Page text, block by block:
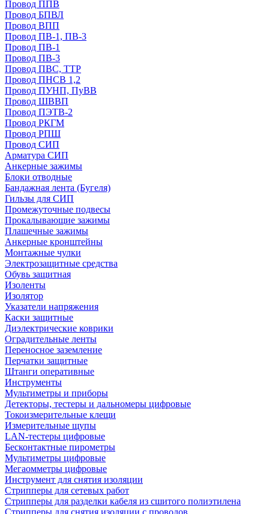
Провод ППВ
Провод БПВЛ
Провод ВПП
Провод ПВ-1, ПВ-3
Провод ПВ-1
Провод ПВ-3
Провод ПВС, ТТР
Провод ПНСВ 1,2
Провод ПУНП, ПуВВ
Провод ШВВП
Провод ПЭТВ-2
Провод РКГМ
Провод РПШ
Провод СИП
Арматура СИП
Анкерные зажимы
Блоки отводные
Бандажная лента (Бугеля)
Гильзы для СИП
Промежуточные подвесы
Прокалывающие зажимы
Плашечные зажимы
Анкерные кронштейны
Монтажные чулки
Электрозащитные средства
Обувь защитная
Изоленты
Изолятор
Указатели напряжения
Каски защитные
Диэлектрические коврики
Оградительные ленты
Переносное заземление
Перчатки защитные
Штанги оперативные
Инструменты
Мультиметры и приборы
Детекторы, тестеры и дальномеры цифровые
Токоизмерительные клещи
Измерительные щупы
LAN-тестеры цифровые
Бесконтактные пирометры
Мультиметры цифровые
Мегаомметры цифровые
Инструмент для снятия изоляции
Стрипперы для сетевых работ
Стрипперы для разделки кабеля из сшитого полиэтилена
Cтрипперы для снятия изоляции с проводов